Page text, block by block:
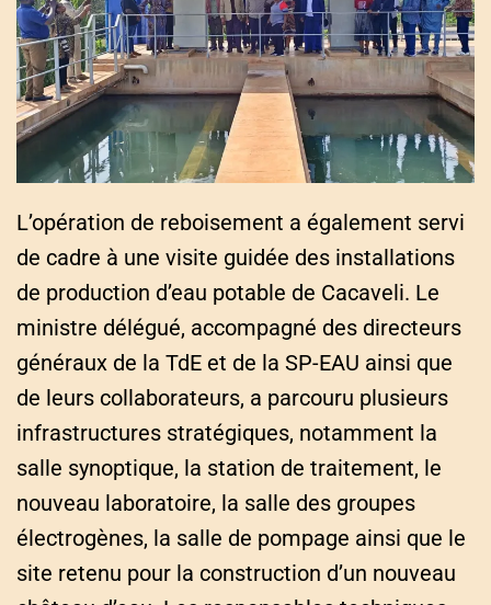
L’opération de reboisement a également servi
de cadre à une visite guidée des installations
de production d’eau potable de Cacaveli. Le
ministre délégué, accompagné des directeurs
généraux de la TdE et de la SP-EAU ainsi que
de leurs collaborateurs, a parcouru plusieurs
infrastructures stratégiques, notamment la
salle synoptique, la station de traitement, le
nouveau laboratoire, la salle des groupes
électrogènes, la salle de pompage ainsi que le
site retenu pour la construction d’un nouveau